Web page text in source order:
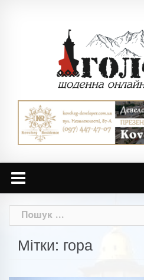
Пошук:
Мітки: гора